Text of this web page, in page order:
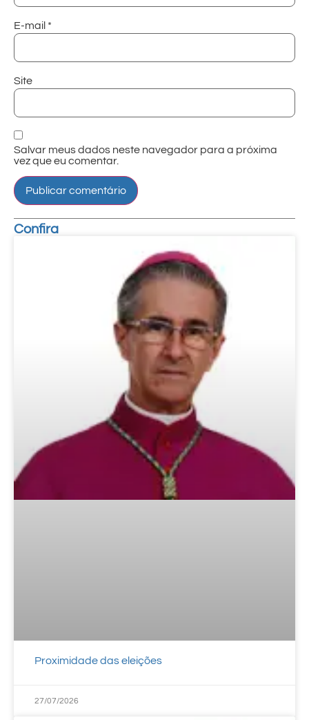
E-mail *
Site
Salvar meus dados neste navegador para a próxima
vez que eu comentar.
Confira
Proximidade das eleições
27/07/2026